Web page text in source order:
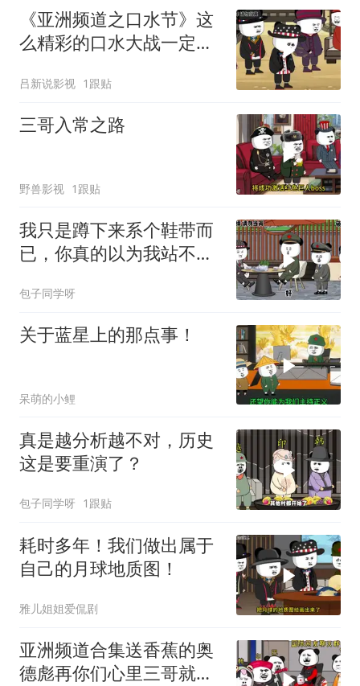
《亚洲频道之口水节》这
么精彩的口水大战一定不
吕新说影视 1跟贴
三哥入常之路
野兽影视 1跟贴
我只是蹲下来系个鞋带而
已，你真的以为我站不起
包子同学呀
关于蓝星上的那点事！
呆萌的小鲤
真是越分析越不对，历史
这是要重演了？
包子同学呀 1跟贴
耗时多年！我们做出属于
自己的月球地质图！
雅儿姐姐爱侃剧
亚洲频道合集送香蕉的奥
德彪再你们心里三哥就是